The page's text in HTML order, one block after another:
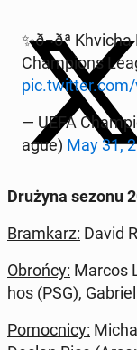
✨ð¬ðª
Cham­pions
— UEFA
ague) May 31,
Drużyna sezonu
Bram­karz: David
Obrońcy: Marcos
hos (PSG),
Po­moc­ni­cy: